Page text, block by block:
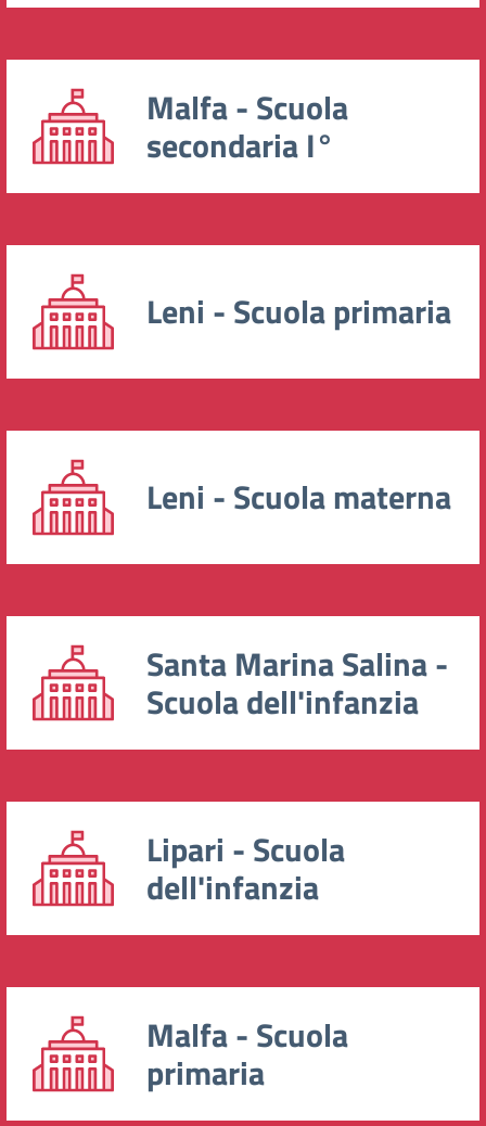
Malfa - Scuola
secondaria I°
Leni - Scuola primaria
Leni - Scuola materna
Santa Marina Salina -
Scuola dell'infanzia
Lipari - Scuola
dell'infanzia
Malfa - Scuola
primaria